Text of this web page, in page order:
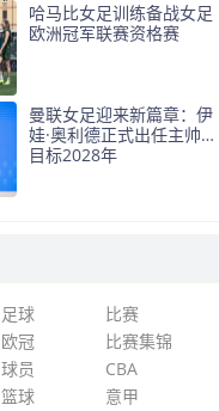
哈马比女足训练备战女足
欧洲冠军联赛资格赛
曼联女足迎来新篇章：伊
娃·奥利德正式出任主帅，
目标2028年
足球
比赛
欧冠
比赛集锦
球员
CBA
篮球 意甲